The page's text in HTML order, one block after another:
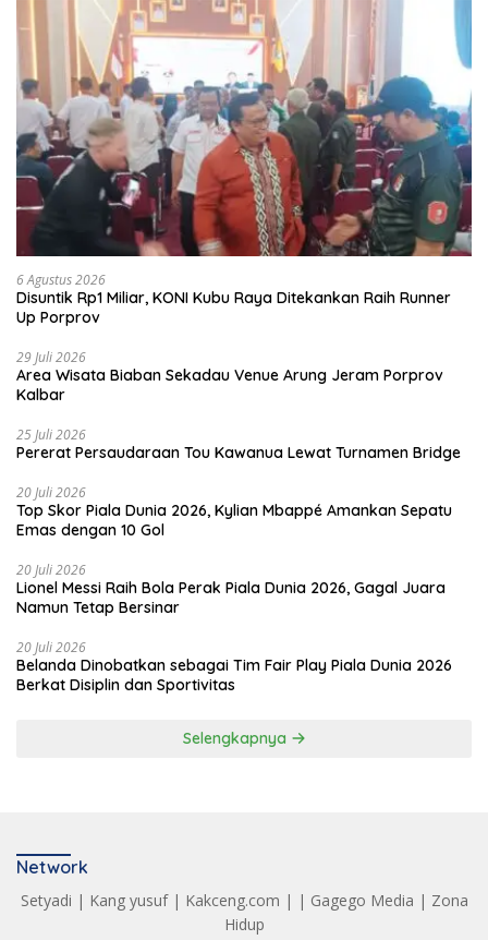
6 Agustus 2026
Disuntik Rp1 Miliar, KONI Kubu Raya Ditekankan Raih Runner
Up Porprov
29 Juli 2026
Area Wisata Biaban Sekadau Venue Arung Jeram Porprov
Kalbar
25 Juli 2026
Pererat Persaudaraan Tou Kawanua Lewat Turnamen Bridge
20 Juli 2026
Top Skor Piala Dunia 2026, Kylian Mbappé Amankan Sepatu
Emas dengan 10 Gol
20 Juli 2026
Lionel Messi Raih Bola Perak Piala Dunia 2026, Gagal Juara
Namun Tetap Bersinar
20 Juli 2026
Belanda Dinobatkan sebagai Tim Fair Play Piala Dunia 2026
Berkat Disiplin dan Sportivitas
Selengkapnya
Network
Setyadi | Kang yusuf| Kakceng.com | | Gagego Media | Zona
Hidup